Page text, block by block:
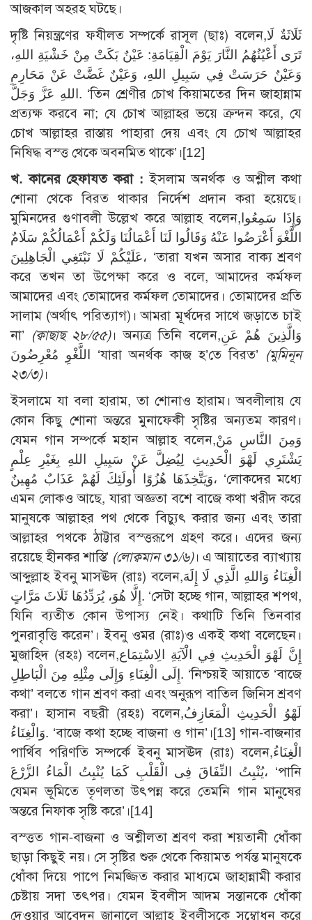
আজকাল অহরহ ঘটছে।
দৃষ্টি নিয়ন্ত্রণের ফযীলত সম্পর্কে রাসূল (ছাঃ) বলেন,ثَلَاثَةٌ لَا
تَرَى أَعْيُنُهُمُ النَّارَ يَوْمَ الْقِيَامَةِ: عَيْنٌ بَكَتْ مِنْ خَشْيَةِ اللهِ،
وَعَيْنٌ حَرَسَتْ فِي سَبِيلِ اللهِ، وَعَيْنٌ غَضَّتْ عَنْ مَحَارِمِ
اللهِ عَزَّ وَجَلَّ. ‘তিন শ্রেণীর চোখ কিয়ামতের দিন জাহান্নাম
প্রত্যক্ষ করবে না; যে চোখ আল্লাহর ভয়ে ক্রন্দন করে, যে
চোখ আল্লাহর রাস্তায় পাহারা দেয় এবং যে চোখ আল্লাহর
নিষিদ্ধ বস্ত্ত থেকে অবনমিত থাকে’।[12]
খ. কানের হেফাযত করা :ইসলাম অনর্থক ও অশ্লীল কথা
শোনা থেকে বিরত থাকার নির্দেশ প্রদান করা হয়েছে।
মুমিনদের গুণাবলী উল্লেখ করে আল্লাহ বলেন,وَإِذَا سَمِعُوا
اللَّغْوَ أَعْرَضُوا عَنْهُ وَقَالُوا لَنَا أَعْمَالُنَا وَلَكُمْ أَعْمَالُكُمْ سَلَامٌ
عَلَيْكُمْ لَا نَبْتَغِي الْجَاهِلِينَ، ‘তারা যখন অসার বাক্য শ্রবণ
করে তখন তা উপেক্ষা করে ও বলে, আমাদের কর্মফল
আমাদের এবং তোমাদের কর্মফল তোমাদের। তোমাদের প্রতি
সালাম (অর্থাৎ পরিত্যাগ)। আমরা মূর্খদের সাথে জড়াতে চাই
না’ (ক্বাছাছ ২৮/৫৫)। অন্যত্র তিনি বলেন,وَالَّذِينَ هُمْ عَنِ
اللَّغْوِ مُعْرِضُونَ ‘যারা অনর্থক কাজ হ’তে বিরত’ (মুমিনূন
২৩/৩)।
ইসলামে যা বলা হারাম, তা শোনাও হারাম। অবলীলায় যে
কোন কিছু শোনা অন্তরে মুনাফেকী সৃষ্টির অন্যতম কারণ।
যেমন গান সম্পর্কে মহান আল্লাহ বলেন,وَمِنَ النَّاسِ مَنْ
يَشْتَرِي لَهْوَ الْحَدِيثِ لِيُضِلَّ عَنْ سَبِيلِ اللهِ بِغَيْرِ عِلْمٍ
وَيَتَّخِذَهَا هُزُوًا أُولَئِكَ لَهُمْ عَذَابٌ مُهِينٌ، ‘লোকদের মধ্যে
এমন লোকও আছে, যারা অজ্ঞতা বশে বাজে কথা খরীদ করে
মানুষকে আল্লাহর পথ থেকে বিচ্যুৎ করার জন্য এবং তারা
আল্লাহর পথকে ঠাট্টার বস্ত্তরূপে গ্রহণ করে। এদের জন্য
রয়েছে হীনকর শাস্তি’ (লোক্বমান ৩১/৬)। এ আয়াতের ব্যাখ্যায়
আব্দুল্লাহ ইবনু মাসঊদ (রাঃ) বলেন,الْغِنَاءُ وَاللهِ الَّذِي لَا إِلَهَ
إِلَّا هُوَ، يُرَدِّدُهَا ثَلَاثَ مَرَّاتٍ. ‘সেটা হচ্ছে গান, আল্লাহর শপথ,
যিনি ব্যতীত কোন উপাস্য নেই। কথাটি তিনি তিনবার
পুনরাবৃত্তি করেন’। ইবনু ওমর (রাঃ)ও একই কথা বলেছেন।
মুজাহিদ (রহঃ) বলেন,إِنَّ لَهْوَ الْحَدِيثِ فِي الْآيَةِ الِاسْتِمَاع
إِلَى الْغِنَاءِ وَإِلَى مِثْلِهِ مِنَ الْبَاطِلِ. ‘নিশ্চয়ই আয়াতে ‘বাজে
কথা’ বলতে গান শ্রবণ করা এবং অনুরূপ বাতিল জিনিস শ্রবণ
করা’। হাসান বছরী (রহঃ) বলেন,لَهْوُ الْحَدِيثِ الْمَعَازِفُ
وَالْغِنَاءُ. ‘বাজে কথা হচ্ছে বাজনা ও গান’।[13] গান-বাজনার
পার্থিব পরিণতি সম্পর্কে ইবনু মাসঊদ (রাঃ) বলেন,الْغِنَاءُ
يُنْبِتُ النِّفَاقَ فِى الْقَلْبِ كَمَا يُنْبِتُ الْمَاءُ الزَّرْعَ، ‘পানি
যেমন ভূমিতে তৃণলতা উৎপন্ন করে তেমনি গান মানুষের
অন্তরে নিফাক সৃষ্টি করে’।[14]
বস্ত্তত গান-বাজনা ও অশ্লীলতা শ্রবণ করা শয়তানী ধোঁকা
ছাড়া কিছুই নয়। সে সৃষ্টির শুরু থেকে কিয়ামত পর্যন্ত মানুষকে
ধোঁকা দিয়ে পাপে নিমজ্জিত করার মাধ্যমে জাহান্নামী করার
চেষ্টায় সদা তৎপর। যেমন ইবলীস আদম সন্তানকে ধোঁকা
দেওয়ার আবেদন জানালে আল্লাহ ইবলীসকে সম্বোধন করে